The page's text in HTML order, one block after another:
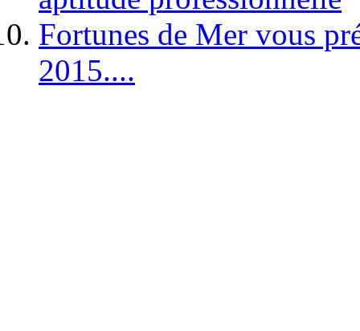
Fortunes de Mer vous
2015....